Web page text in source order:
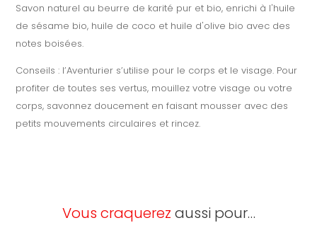
Savon naturel au beurre de karité pur et bio, enrichi à l'huile
de sésame bio, huile de coco et huile d'olive bio avec des
notes boisées.
Conseils : l’Aventurier s’utilise pour le corps et le visage. Pour
profiter de toutes ses vertus, mouillez votre visage ou votre
corps, savonnez doucement en faisant mousser avec des
petits mouvements circulaires et rincez.
Vous craquerez aussi pour…